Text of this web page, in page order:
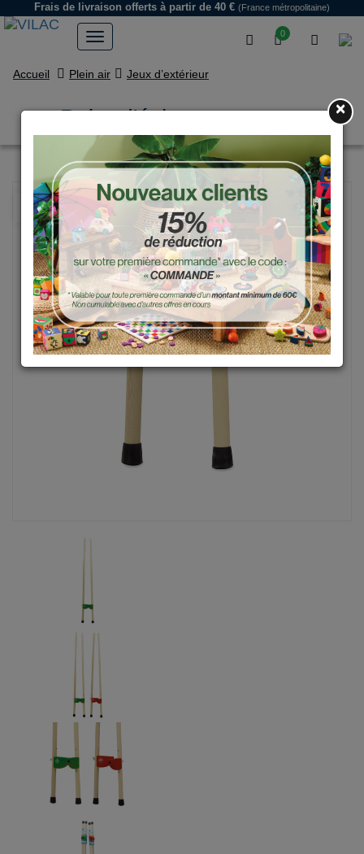
0
Frais de livraison offerts à partir de 40 € (France métropolitaine)
Accueil Plein air Jeux d’extérieur
Paire d'échasses vertes ×